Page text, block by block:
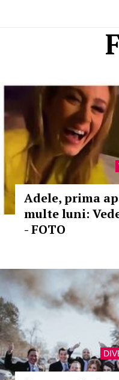
Adele, prima
multe luni:
- FOTO